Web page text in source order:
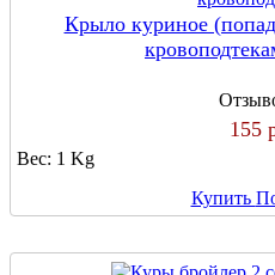
Крыло куриное
155
Вес: 1 Kg
Купить